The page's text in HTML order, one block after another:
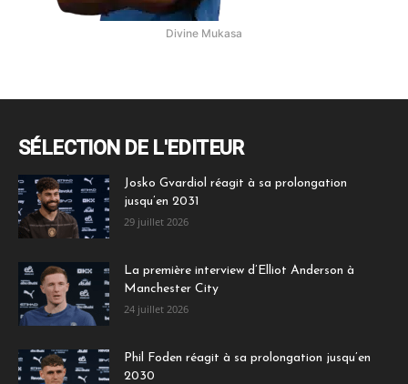
Divine Mukasa
SÉLECTION DE L'EDITEUR
Josko Gvardiol réagit à sa prolongation
jusqu’en 2031
29 juillet 2026
La première interview d’Elliot Anderson à
Manchester City
24 juillet 2026
Phil Foden réagit à sa prolongation jusqu’en
2030